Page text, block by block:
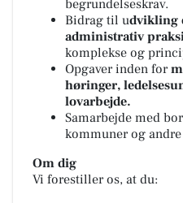
begrundelseskrav.
Bidrag til udvikling
administrativ
komplekse og
Opgaver inden for
høringer,
lovarbejde.
Samarbejde med
kommuner og
Om dig
Vi forestiller os, at du: